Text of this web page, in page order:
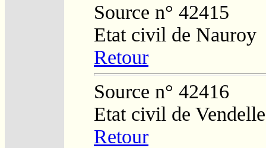
Source n° 42415
Etat civil de Nauroy
Retour
Source n° 42416
Etat civil de
Retour